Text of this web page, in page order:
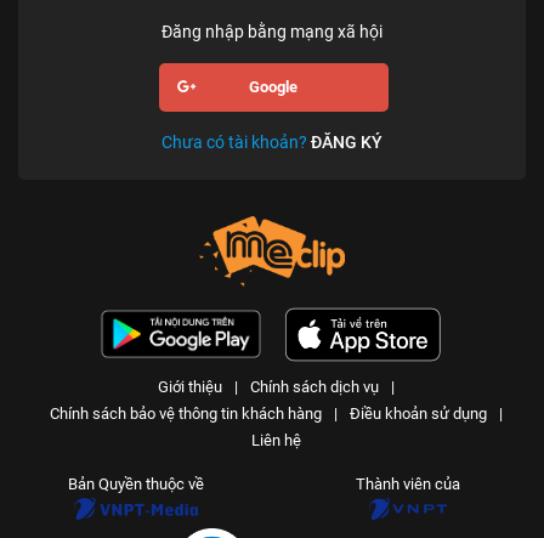
Đăng nhập bằng mạng xã hội
Google
Chưa có tài khoản? ĐĂNG KÝ
Giới thiệu | Chính sách dịch vụ
|
Chính sách bảo vệ thông tin khách hàng
| Điều khoản sử dụng
|
Liên hệ
Bản Quyền thuộc về Thành viên của